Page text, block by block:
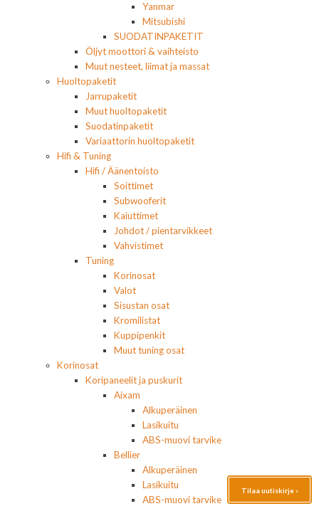
Yanmar
Mitsubishi
SUODATINPAKETIT
Öljyt moottori & vaihteisto
Muut nesteet, liimat ja massat
Huoltopaketit
Jarrupaketit
Muut huoltopaketit
Suodatinpaketit
Variaattorin huoltopaketit
Hifi & Tuning
Hifi / Äänentoisto
Soittimet
Subwooferit
Kaiuttimet
Johdot / pientarvikkeet
Vahvistimet
Tuning
Korinosat
Valot
Sisustan osat
Kromilistat
Kuppipenkit
Muut tuning osat
Korinosat
Koripaneelit ja puskurit
Aixam
Alkuperäinen
Lasikuitu
ABS-muovi tarvike
Bellier
Alkuperäinen
Lasikuitu
ABS-muovi tarvike
Tilaa uutiskirje ›